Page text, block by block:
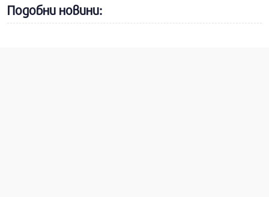
Подобни новини: